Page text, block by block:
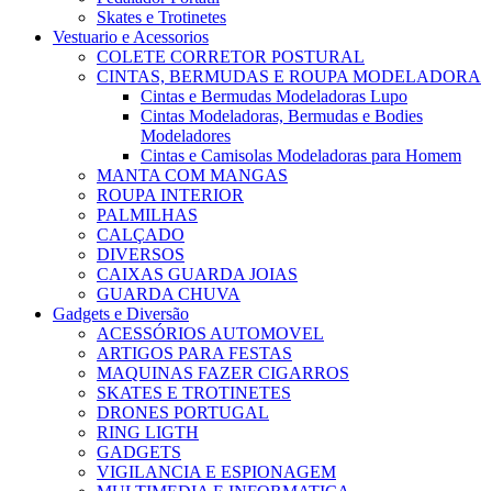
Skates e Trotinetes
Vestuario e Acessorios
COLETE CORRETOR POSTURAL
CINTAS, BERMUDAS E ROUPA MODELADORA
Cintas e Bermudas Modeladoras Lupo
Cintas Modeladoras, Bermudas e Bodies
Modeladores
Cintas e Camisolas Modeladoras para Homem
MANTA COM MANGAS
ROUPA INTERIOR
PALMILHAS
CALÇADO
DIVERSOS
CAIXAS GUARDA JOIAS
GUARDA CHUVA
Gadgets e Diversão
ACESSÓRIOS AUTOMOVEL
ARTIGOS PARA FESTAS
MAQUINAS FAZER CIGARROS
SKATES E TROTINETES
DRONES PORTUGAL
RING LIGTH
GADGETS
VIGILANCIA E ESPIONAGEM